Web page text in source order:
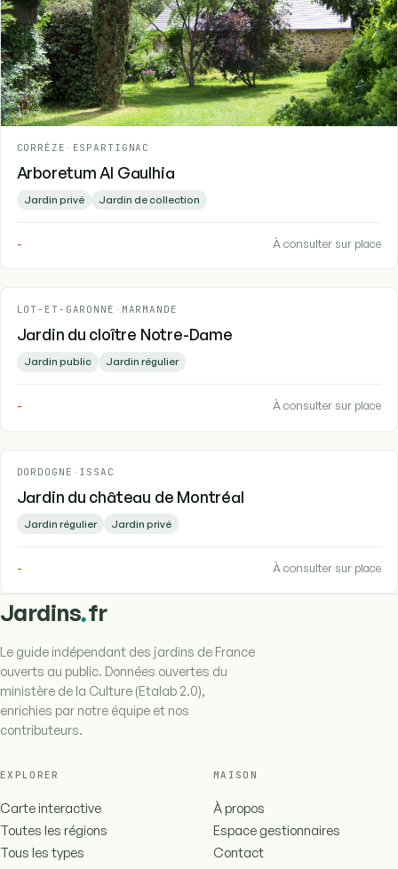
CORRÈZE - ESPARTIGNAC
Arboretum Al Gaulhia
Jardin privé Jardin de collection
- À consulter sur place
LOT-ET-GARONNE - MARMANDE
Jardin du cloître Notre-Dame
Jardin public Jardin régulier
- À consulter sur place
DORDOGNE - ISSAC
Jardin du château de Montréal
Jardin régulier Jardin privé
- À consulter sur place
Jardins.fr
Le guide indépendant des jardins de France
ouverts au public. Données ouvertes du
ministère de la Culture (Etalab 2.0),
enrichies par notre équipe et nos
contributeurs.
EXPLORER
Carte interactive
Toutes les régions
Tous les types
MAISON
À propos
Espace gestionnaires
Contact